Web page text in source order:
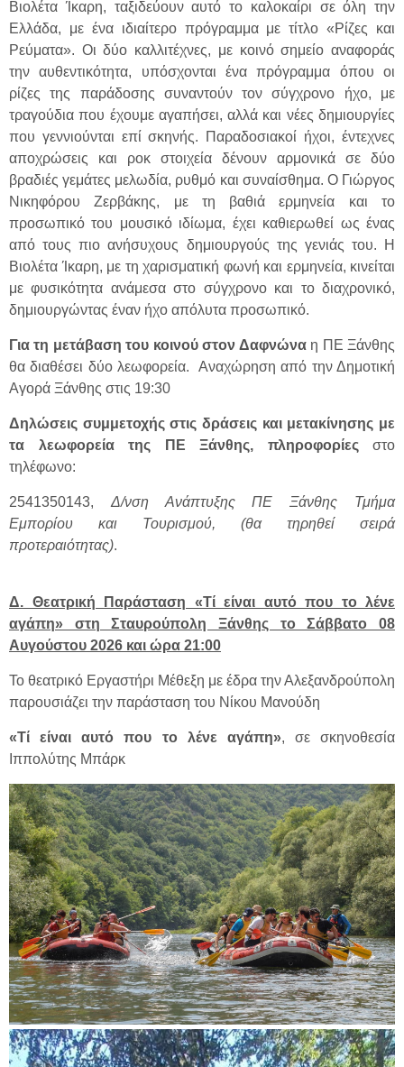
Βιολέτα Ίκαρη, ταξιδεύουν αυτό το καλοκαίρι σε όλη την
Ελλάδα, με ένα ιδιαίτερο πρόγραμμα με τίτλο «Ρίζες και
Ρεύματα». Οι δύο καλλιτέχνες, με κοινό σημείο αναφοράς
την αυθεντικότητα, υπόσχονται ένα πρόγραμμα όπου οι
ρίζες της παράδοσης συναντούν τον σύγχρονο ήχο, με
τραγούδια που έχουμε αγαπήσει, αλλά και νέες δημιουργίες
που γεννιούνται επί σκηνής. Παραδοσιακοί ήχοι, έντεχνες
αποχρώσεις και ροκ στοιχεία δένουν αρμονικά σε δύο
βραδιές γεμάτες μελωδία, ρυθμό και συναίσθημα. Ο Γιώργος
Νικηφόρου Ζερβάκης, με τη βαθιά ερμηνεία και το
προσωπικό του μουσικό ιδίωμα, έχει καθιερωθεί ως ένας
από τους πιο ανήσυχους δημιουργούς της γενιάς του. Η
Βιολέτα Ίκαρη, με τη χαρισματική φωνή και ερμηνεία, κινείται
με φυσικότητα ανάμεσα στο σύγχρονο και το διαχρονικό,
δημιουργώντας έναν ήχο απόλυτα προσωπικό.
Για τη μετάβαση του κοινού στον Δαφνώνα η ΠΕ Ξάνθης
θα διαθέσει δύο λεωφορεία. Αναχώρηση από την Δημοτική
Αγορά Ξάνθης στις 19:30
Δηλώσεις συμμετοχής στις δράσεις και μετακίνησης με
τα λεωφορεία της ΠΕ Ξάνθης, πληροφορίεςστο
τηλέφωνο:
2541350143, Δ/νση Ανάπτυξης ΠΕ Ξάνθης Τμήμα
Εμπορίου και Τουρισμού, (θα τηρηθεί σειρά
προτεραιότητας).
Δ. Θεατρική Παράσταση «Τί είναι αυτό που το λένε
αγάπη» στη Σταυρούπολη Ξάνθης το Σάββατο 08
Αυγούστου 2026 και ώρα 21:00
Το θεατρικό Εργαστήρι Μέθεξη με έδρα την Αλεξανδρούπολη
παρουσιάζει την παράσταση του Νίκου Μανούδη
«Τί είναι αυτό που το λένε αγάπη», σε σκηνοθεσία
Ιππολύτης Μπάρκ